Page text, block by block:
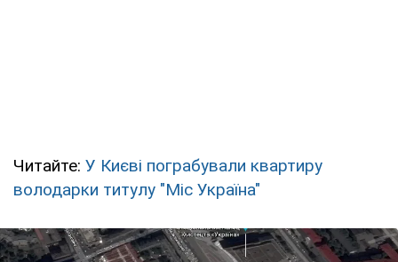
Читайте: У Києві пограбували квартиру
володарки титулу "Міс Україна"